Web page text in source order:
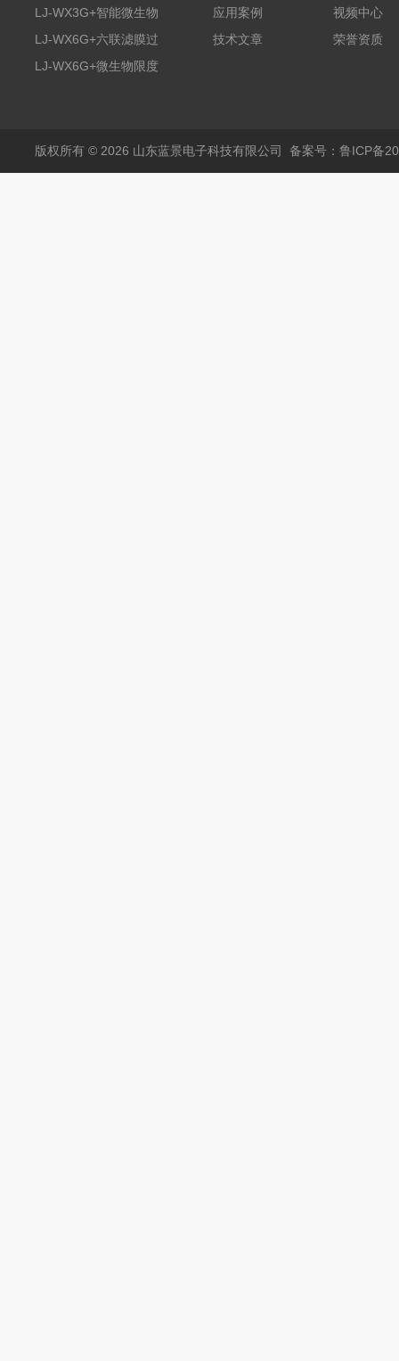
膜过滤装置
LJ-WX3G+智能微生物
限度仪
LJ-WX6G+六联滤膜过
滤器
LJ-WX6G+微生物限度
应用案例
技术文章
视频中心
荣誉资质
版权所有 © 2026 山东蓝景电子科技有限公司 备案号：鲁ICP备